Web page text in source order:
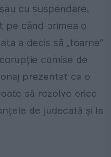
cu suspendare.
pe când primea o
a decis să „toarne”
comise de
prezentat ca o
să rezolve orice
de judecată și la